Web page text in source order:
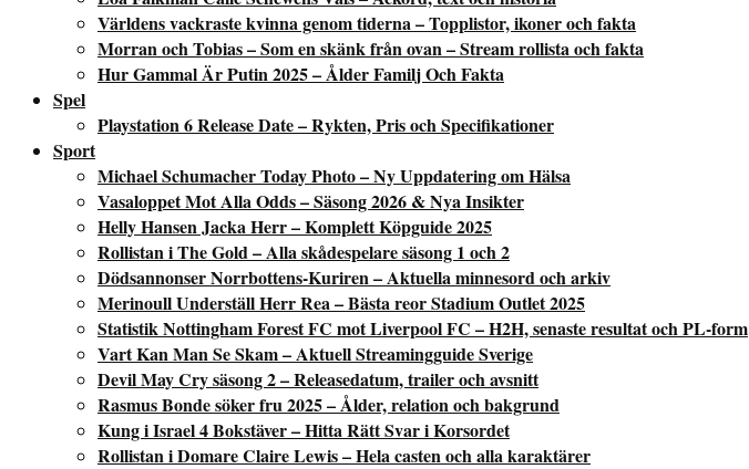
Världens vackraste kvinna genom tiderna – Topplistor, ikoner och fakta
Morran och Tobias – Som en skänk från ovan – Stream rollista och fakta
Hur Gammal Är Putin 2025 – Ålder Familj Och Fakta
Spel
Playstation 6 Release Date – Rykten, Pris och Specifikationer
Sport
Michael Schumacher Today Photo – Ny Uppdatering om Hälsa
Vasaloppet Mot Alla Odds – Säsong 2026 & Nya Insikter
Helly Hansen Jacka Herr – Komplett Köpguide 2025
Rollistan i The Gold – Alla skådespelare säsong 1 och 2
Dödsannonser Norrbottens-Kuriren – Aktuella minnesord och arkiv
Merinoull Underställ Herr Rea – Bästa reor Stadium Outlet 2025
Statistik Nottingham Forest FC mot Liverpool FC – H2H, senaste resultat och PL-form
Vart Kan Man Se Skam – Aktuell Streamingguide Sverige
Devil May Cry säsong 2 – Releasedatum, trailer och avsnitt
Rasmus Bonde söker fru 2025 – Ålder, relation och bakgrund
Kung i Israel 4 Bokstäver – Hitta Rätt Svar i Korsordet
Rollistan i Domare Claire Lewis – Hela casten och alla karaktärer